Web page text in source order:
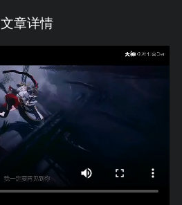
文章详情